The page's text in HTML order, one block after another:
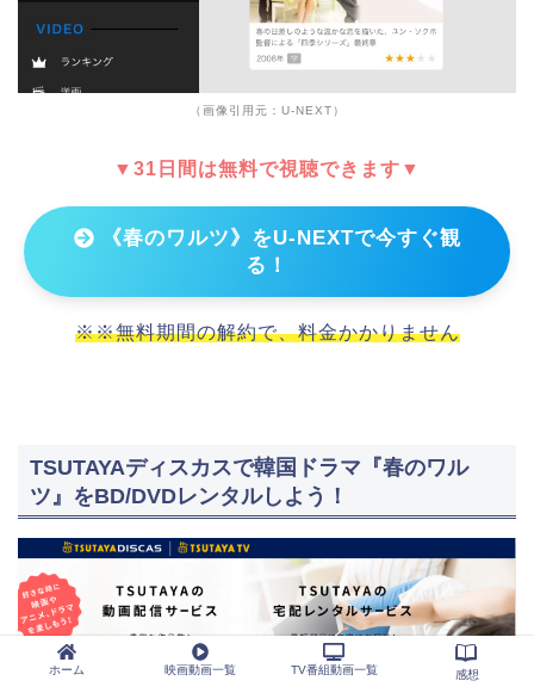
（画像引用元：U-NEXT）
▼31日間は無料で視聴できます▼
《春のワルツ》をU-NEXTで今すぐ観
る！
※※無料期間の解約で、料金かかりません
TSUTAYAディスカスで韓国ドラマ『春のワル
ツ』をBD/DVDレンタルしよう！
ホーム 映画動画一覧 TV番組動画一覧 感想